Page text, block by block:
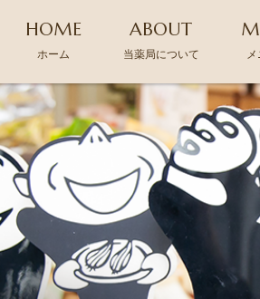
HOME
ホーム
ABOUT
当薬局について